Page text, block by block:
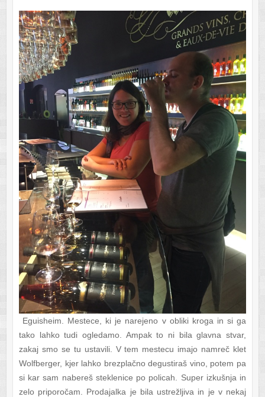
Eguisheim. Mestece, ki je narejeno v obliki kroga in si ga
tako lahko tudi ogledamo. Ampak to ni bila glavna stvar,
zakaj smo se tu ustavili. V tem mestecu imajo namreč klet
Wolfberger, kjer lahko brezplačno degustiraš vino, potem pa
si kar sam nabereš steklenice po policah. Super izkušnja in
zelo priporočam. Prodajalka je bila ustrežljiva in je v nekaj